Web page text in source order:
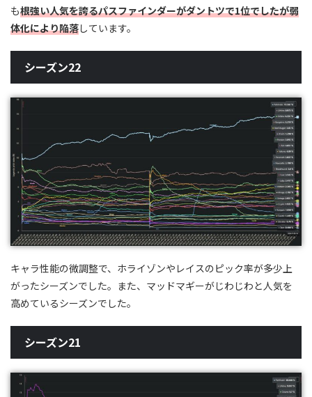
も根強い人気を誇るパスファインダーがダントツで1位でしたが弱
体化により陥落しています。
シーズン22
キャラ性能の微調整で、ホライゾンやレイスのピック率が多少上
がったシーズンでした。また、マッドマギーがじわじわと人気を
高めているシーズンでした。
シーズン21